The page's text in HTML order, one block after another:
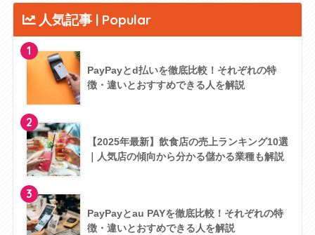
人気記事 | Popular
1
PayPayとd払いを徹底比較！それぞれの特
徴・違いとおすすめできる人を解説
2
【2025年最新】飲食店の売上ランキング10選
｜人気店の傾向から分かる儲かる業種も解説
3
PayPayとau PAYを徹底比較！それぞれの特
徴・違いとおすめできる人を解説